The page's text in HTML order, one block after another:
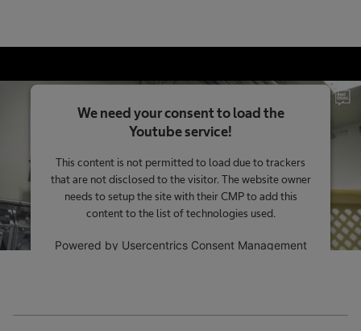
We need your consent to load the
Youtube service!
This content is not permitted to load due to trackers
that are not disclosed to the visitor. The website owner
needs to setup the site with their CMP to add this
content to the list of technologies used.
Powered by Usercentrics Consent Management